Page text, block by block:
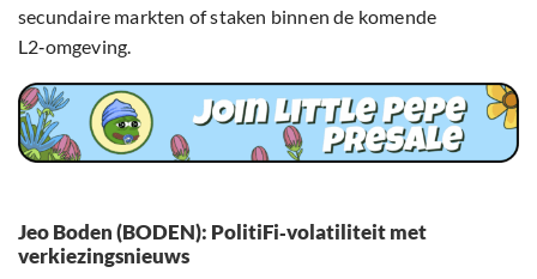
secundaire markten of staken binnen de komende
L2‑omgeving.
Jeo Boden (BODEN): PolitiFi‑volatiliteit met
verkiezingsnieuws